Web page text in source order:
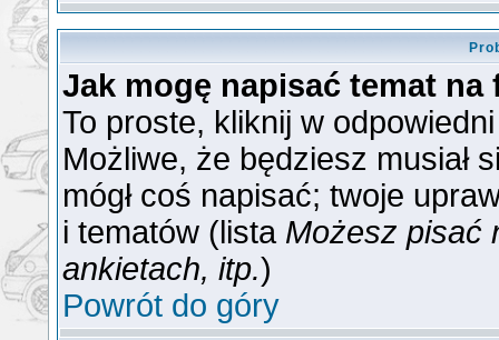
Jak mogę napisać temat na
To proste, kliknij w
Możliwe, że będziesz musiał
mógł coś napisać; twoje
i tematów (lista Możesz pisać
ankietach, itp.)
Powrót do góry